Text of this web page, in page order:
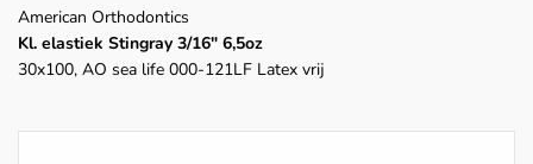
American Orthodontics
Kl. elastiek Stingray 3/16" 6,5oz
30x100, AO sea life 000-121LF Latex vrij